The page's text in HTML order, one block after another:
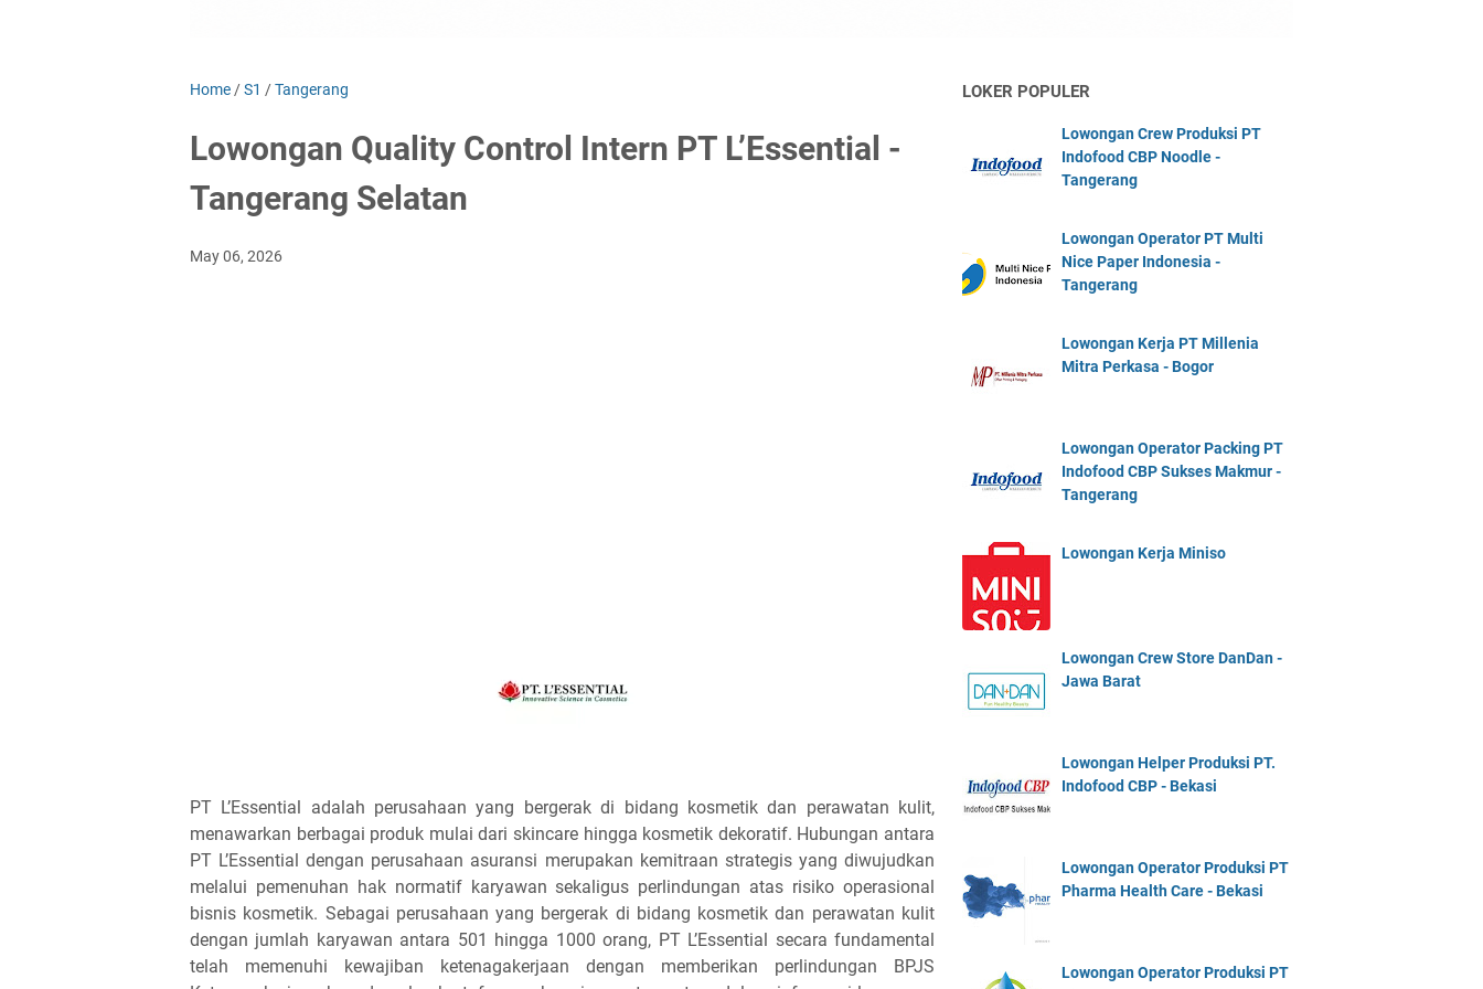
Home /S1 /Tangerang
Lowongan Quality Control Intern PT L’Essential -
Tangerang Selatan
May 06, 2026
PT L’Essential adalah perusahaan yang bergerak di bidang kosmetik dan perawatan kulit,
menawarkan berbagai produk mulai dari skincare hingga kosmetik dekoratif. Hubungan antara
PT L’Essential dengan perusahaan asuransi merupakan kemitraan strategis yang diwujudkan
melalui pemenuhan hak normatif karyawan sekaligus perlindungan atas risiko operasional
bisnis kosmetik. Sebagai perusahaan yang bergerak di bidang kosmetik dan perawatan kulit
dengan jumlah karyawan antara 501 hingga 1000 orang, PT L’Essential secara fundamental
telah memenuhi kewajiban ketenagakerjaan dengan memberikan perlindungan BPJS
LOKER POPULER
Lowongan Crew Produksi PT
Indofood CBP Noodle -
Tangerang
Lowongan Operator PT Multi
Nice Paper Indonesia -
Tangerang
Lowongan Kerja PT Millenia
Mitra Perkasa - Bogor
Lowongan Operator Packing PT
Indofood CBP Sukses Makmur -
Tangerang
Lowongan Kerja Miniso
Lowongan Crew Store DanDan -
Jawa Barat
Lowongan Helper Produksi PT.
Indofood CBP - Bekasi
Lowongan Operator Produksi PT
Pharma Health Care - Bekasi
Lowongan Operator Produksi PT